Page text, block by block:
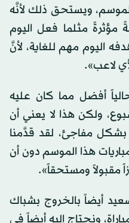
ويستحق ذلك لأنَّه
مؤثرةً مثلما فعل اليوم
اليوم مهم للغاية، لأنَّ
لاعب».
أفضل مما كان عليه
قبل أسبوع، ولكن هذا لا يعني أن
بشكل مفاجئ، لقد قدَّمنا
هذا الموسم دون أن
مقبولاً ومستحقاً».
أيضاً بالخروج بشباك
ونحتاج إليه أيضاً في